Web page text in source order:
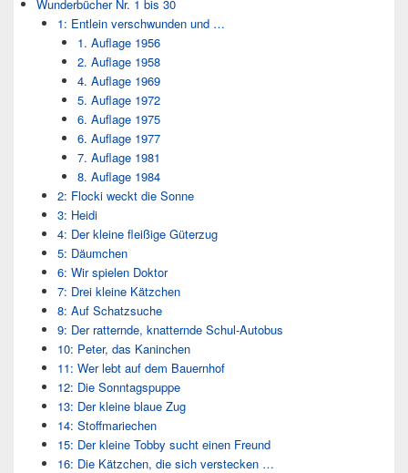
Wunderbücher Nr. 1 bis 30
1: Entlein verschwunden und …
1. Auflage 1956
2. Auflage 1958
4. Auflage 1969
5. Auflage 1972
6. Auflage 1975
6. Auflage 1977
7. Auflage 1981
8. Auflage 1984
2: Flocki weckt die Sonne
3: Heidi
4: Der kleine fleißige Güterzug
5: Däumchen
6: Wir spielen Doktor
7: Drei kleine Kätzchen
8: Auf Schatzsuche
9: Der ratternde, knatternde Schul-Autobus
10: Peter, das Kaninchen
11: Wer lebt auf dem Bauernhof
12: Die Sonntagspuppe
13: Der kleine blaue Zug
14: Stoffmariechen
15: Der kleine Tobby sucht einen Freund
16: Die Kätzchen, die sich verstecken …